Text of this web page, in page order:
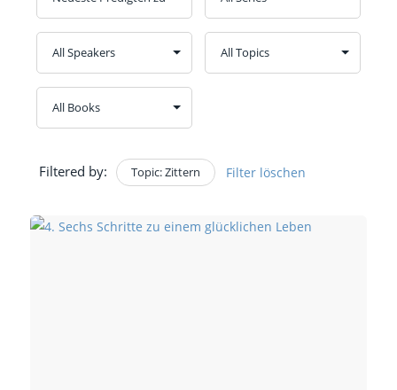
Filtered by: Topic: Zittern Filter löschen